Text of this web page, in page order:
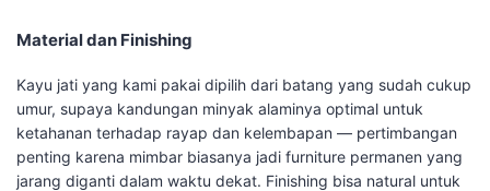
Material dan Finishing
Kayu jati yang kami pakai dipilih dari batang yang sudah cukup
umur, supaya kandungan minyak alaminya optimal untuk
ketahanan terhadap rayap dan kelembapan — pertimbangan
penting karena mimbar biasanya jadi furniture permanen yang
jarang diganti dalam waktu dekat. Finishing bisa natural untuk